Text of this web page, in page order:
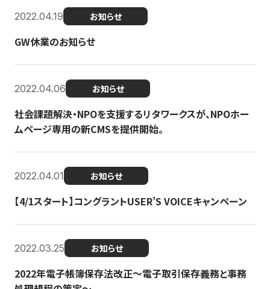
2022.04.19 お知らせ
GW休業のお知らせ
2022.04.06 お知らせ
社会課題解決・NPOを支援するリタワークスが、NPOホー
ムページ専用の新CMSを提供開始。
2022.04.01 お知らせ
【4/1スタート】コングラントUSER’S VOICEキャンペーン
2022.03.25 お知らせ
2022年電子帳簿保存法改正～電子取引保存義務と事務